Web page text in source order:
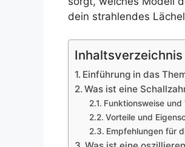
dein strahlendes
Inhaltsverzeichnis
Einführung in das
Was ist eine
Funktionsweise und
Vorteile und
Empfehlungen für